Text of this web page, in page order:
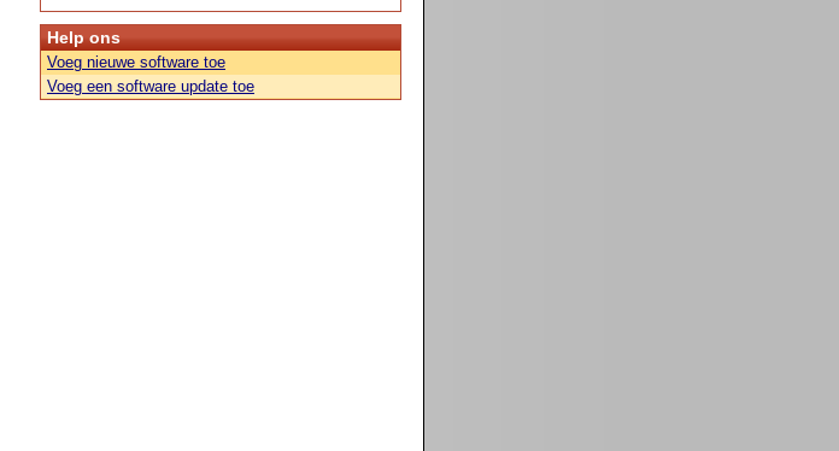
Help ons
Voeg nieuwe software toe
Voeg een software update toe